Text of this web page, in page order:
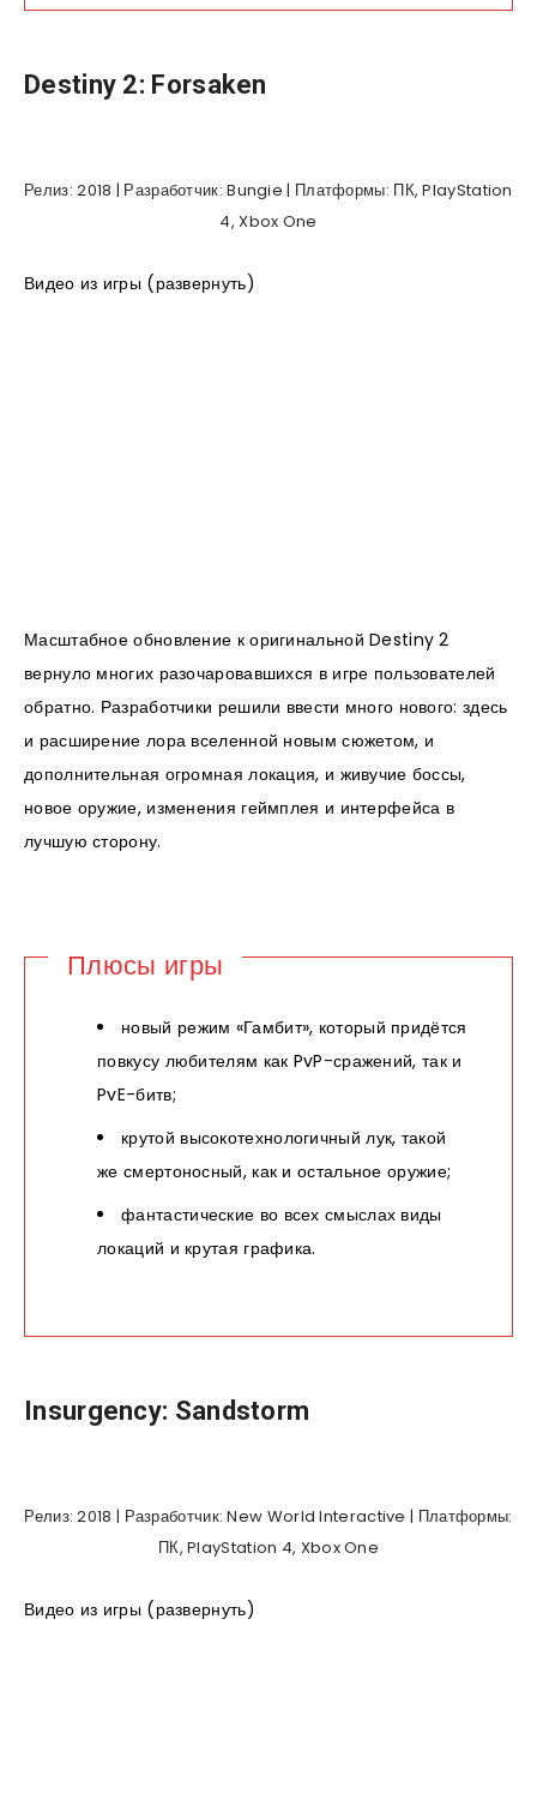
Destiny 2: Forsaken
Релиз: 2018 | Разработчик: Bungie | Платформы: ПК, PlayStation
4, Xbox One
Видео из игры (развернуть)
Масштабное обновление к оригинальной Destiny 2
вернуло многих разочаровавшихся в игре пользователей
обратно. Разработчики решили ввести много нового: здесь
и расширение лора вселенной новым сюжетом, и
дополнительная огромная локация, и живучие боссы,
новое оружие, изменения геймплея и интерфейса в
лучшую сторону.
Плюсы игры
новый режим «Гамбит», который придётся
повкусу любителям как PvP-сражений, так и
PvE-битв;
крутой высокотехнологичный лук, такой
же смертоносный, как и остальное оружие;
фантастические во всех смыслах виды
локаций и крутая графика.
Insurgency: Sandstorm
Релиз: 2018 | Разработчик: New World Interactive | Платформы:
ПК, PlayStation 4, Xbox One
Видео из игры (развернуть)